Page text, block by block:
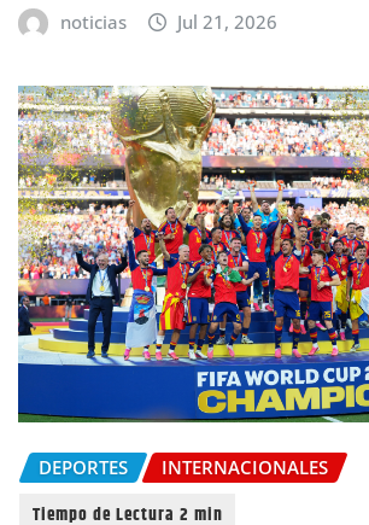
noticias Jul 21, 2026
DEPORTES INTERNACIONALES